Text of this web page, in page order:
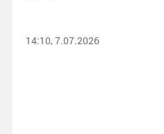
14:10, 7.07.2026